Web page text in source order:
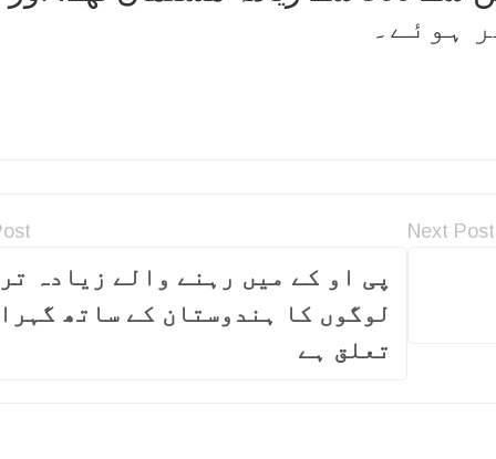
پی او کے میں رہنے والے زیادہ تر
لوگوں کا ہندوستان کے ساتھ
تعلق ہے
Next Post